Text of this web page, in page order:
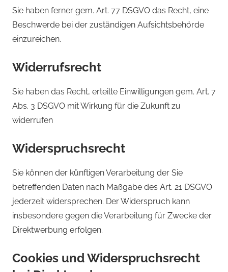
Sie haben ferner gem. Art. 77 DSGVO das Recht, eine
Beschwerde bei der zuständigen Aufsichtsbehörde
einzureichen.
Widerrufsrecht
Sie haben das Recht, erteilte Einwilligungen gem. Art. 7
Abs. 3 DSGVO mit Wirkung für die Zukunft zu
widerrufen
Widerspruchsrecht
Sie können der künftigen Verarbeitung der Sie
betreffenden Daten nach Maßgabe des Art. 21 DSGVO
jederzeit widersprechen. Der Widerspruch kann
insbesondere gegen die Verarbeitung für Zwecke der
Direktwerbung erfolgen.
Cookies und Widerspruchsrecht